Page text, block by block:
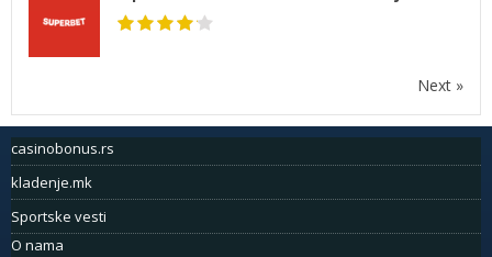
Next »
casinobonus.rs
kladenje.mk
Sportske vesti
O nama